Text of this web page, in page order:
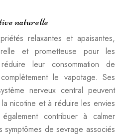
naturelle
relaxantes et apaisantes,
et prometteuse pour les
leur consommation de
le vapotage. Ses
nerveux central peuvent
nicotine et à réduire les envies
contribuer à calmer
symptômes de sevrage associés